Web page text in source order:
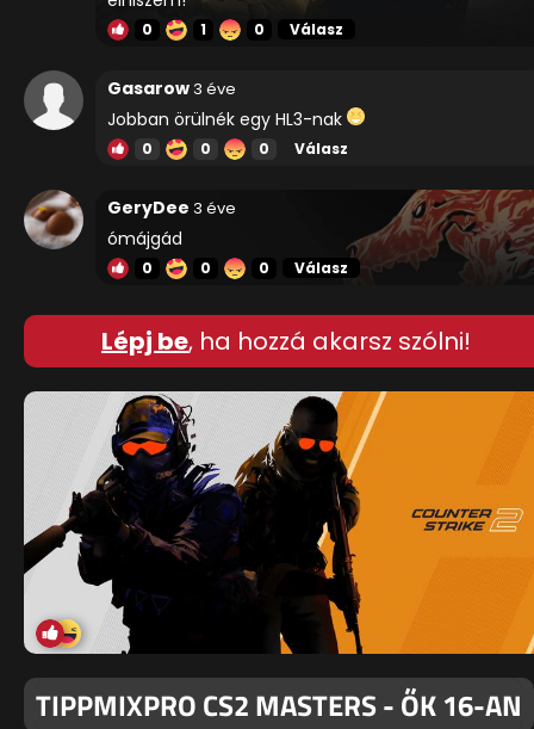
0 1 0 Válasz
Gasarow 3 éve
Jobban örülnék egy HL3-nak
0 0 0 Válasz
GeryDee 3 éve
ómájgád
0 0 0 Válasz
Lépj be, ha hozzá akarsz szólni!
TIPPMIXPRO CS2 MASTERS - ŐK 16-AN